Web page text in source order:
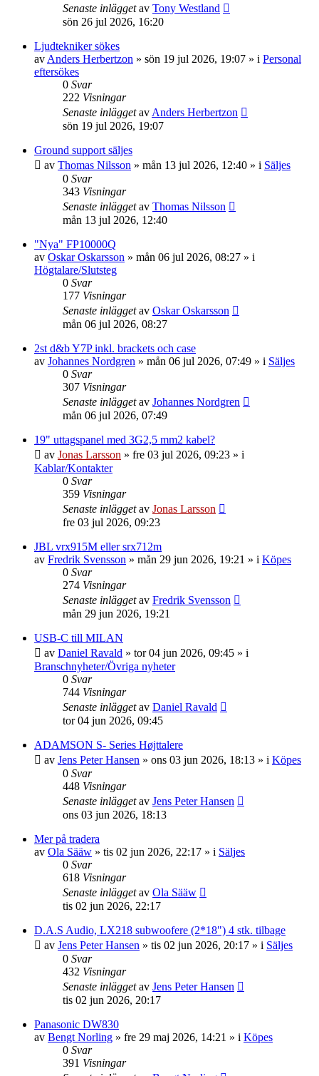
Senaste inläggetav Tony Westland
sön 26 jul 2026, 16:20
Ljudtekniker sökes
av Anders Herbertzon » sön 19 jul 2026, 19:07 » i Personal
eftersökes
0 Svar
222 Visningar
Senaste inläggetav Anders Herbertzon
sön 19 jul 2026, 19:07
Ground support säljes
av Thomas Nilsson » mån 13 jul 2026, 12:40 » i Säljes
0 Svar
343 Visningar
Senaste inläggetav Thomas Nilsson
mån 13 jul 2026, 12:40
"Nya" FP10000Q
av Oskar Oskarsson » mån 06 jul 2026, 08:27 » i
Högtalare/Slutsteg
0 Svar
177 Visningar
Senaste inläggetav Oskar Oskarsson
mån 06 jul 2026, 08:27
2st d&b Y7P inkl. brackets och case
av Johannes Nordgren » mån 06 jul 2026, 07:49 » i Säljes
0 Svar
307 Visningar
Senaste inläggetav Johannes Nordgren
mån 06 jul 2026, 07:49
19" uttagspanel med 3G2,5 mm2 kabel?
av Jonas Larsson » fre 03 jul 2026, 09:23 » i
Kablar/Kontakter
0 Svar
359 Visningar
Senaste inläggetav Jonas Larsson
fre 03 jul 2026, 09:23
JBL vrx915M eller srx712m
av Fredrik Svensson » mån 29 jun 2026, 19:21 » i Köpes
0 Svar
274 Visningar
Senaste inläggetav Fredrik Svensson
mån 29 jun 2026, 19:21
USB-C till MILAN
av Daniel Ravald » tor 04 jun 2026, 09:45 » i
Branschnyheter/Övriga nyheter
0 Svar
744 Visningar
Senaste inläggetav Daniel Ravald
tor 04 jun 2026, 09:45
ADAMSON S- Series Højttalere
av Jens Peter Hansen » ons 03 jun 2026, 18:13 » i Köpes
0 Svar
448 Visningar
Senaste inläggetav Jens Peter Hansen
ons 03 jun 2026, 18:13
Mer på tradera
av Ola Sääw » tis 02 jun 2026, 22:17 » i Säljes
0 Svar
618 Visningar
Senaste inläggetav Ola Sääw
tis 02 jun 2026, 22:17
D.A.S Audio, LX218 subwoofere (2*18") 4 stk. tilbage
av Jens Peter Hansen » tis 02 jun 2026, 20:17 » i Säljes
0 Svar
432 Visningar
Senaste inläggetav Jens Peter Hansen
tis 02 jun 2026, 20:17
Panasonic DW830
av Bengt Norling » fre 29 maj 2026, 14:21 » i Köpes
0 Svar
391 Visningar